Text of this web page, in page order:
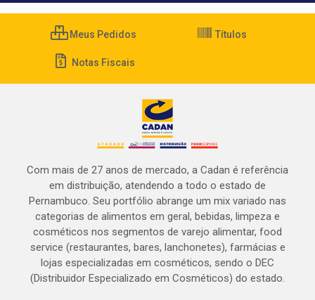
Meus Pedidos Títulos
Notas Fiscais
Com mais de 27 anos de mercado, a Cadan é referência
em distribuição, atendendo a todo o estado de
Pernambuco. Seu portfólio abrange um mix variado nas
categorias de alimentos em geral, bebidas, limpeza e
cosméticos nos segmentos de varejo alimentar, food
service (restaurantes, bares, lanchonetes), farmácias e
lojas especializadas em cosméticos, sendo o DEC
(Distribuidor Especializado em Cosméticos) do estado.